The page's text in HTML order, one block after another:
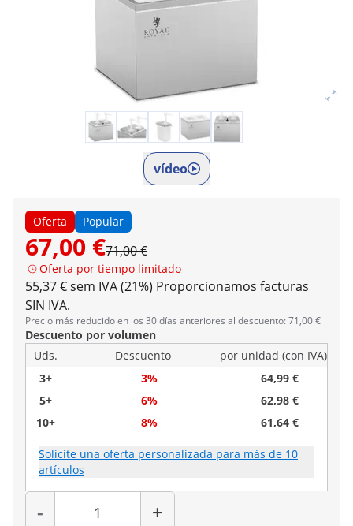
vídeo
Oferta Popular
67,00 €71,00 €
Oferta por tiempo limitado
55,37 € sem IVA (21%) Proporcionamos facturas
SIN IVA.
Precio más reducido en los 30 días anteriores al descuento: 71,00 €
Descuento por volumen
Uds.
Descuento
por unidad (con IVA)
3+
3%
64,99 €
5+
6%
62,98 €
10+
8% 61,64 €
Solicite una oferta personalizada para más de 10
artículos
-
Cantidad
+